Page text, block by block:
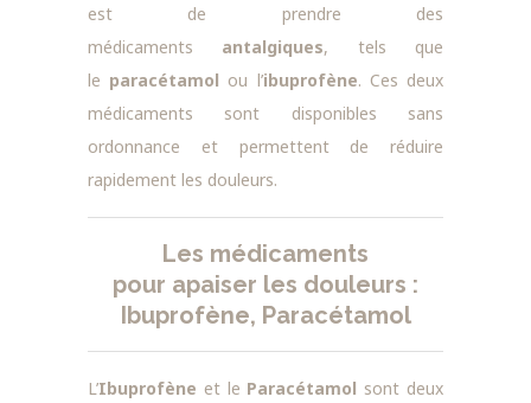
est de prendre des
médicaments antalgiques, tels que
le paracétamol ou l’ibuprofène. Ces deux
médicaments sont disponibles sans
ordonnance et permettent de réduire
rapidement les douleurs.
Les médicaments
pour apaiser les douleurs :
Ibuprofène, Paracétamol
L’Ibuprofène et le Paracétamol sont deux